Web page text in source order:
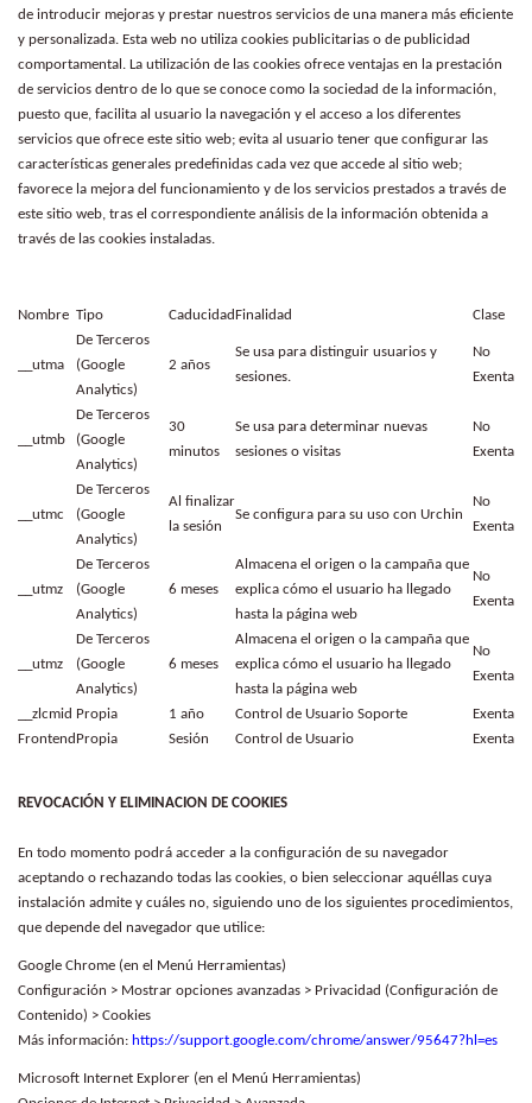
de introducir mejoras y prestar nuestros servicios de una manera más eficiente
y personalizada. Esta web no utiliza cookies publicitarias o de publicidad
comportamental. La utilización de las cookies ofrece ventajas en la prestación
de servicios dentro de lo que se conoce como la sociedad de la información,
puesto que, facilita al usuario la navegación y el acceso a los diferentes
servicios que ofrece este sitio web; evita al usuario tener que configurar las
características generales predefinidas cada vez que accede al sitio web;
favorece la mejora del funcionamiento y de los servicios prestados a través de
este sitio web, tras el correspondiente análisis de la información obtenida a
través de las cookies instaladas.
Nombre Tipo Caducidad Finalidad Clase
__utma
De Terceros
(Google
Analytics)
2 años
Se usa para distinguir usuarios y
sesiones.
No
Exenta
__utmb
De Terceros
(Google
Analytics)
30
minutos
Se usa para determinar nuevas
sesiones o visitas
No
Exenta
__utmc
De Terceros
(Google
Analytics)
Al finalizar
la sesión
Se configura para su uso con Urchin
No
Exenta
__utmz
De Terceros
(Google
Analytics)
6 meses
Almacena el origen o la campaña que
explica cómo el usuario ha llegado
hasta la página web
No
Exenta
__utmz
De Terceros
(Google
Analytics)
6 meses
Almacena el origen o la campaña que
explica cómo el usuario ha llegado
hasta la página web
No
Exenta
__zlcmid Propia 1 año Control de Usuario Soporte
Exenta
Frontend Propia Sesión Control de Usuario Exenta
REVOCACIÓN Y ELIMINACION DE COOKIES
En todo momento podrá acceder a la configuración de su navegador
aceptando o rechazando todas las cookies, o bien seleccionar aquéllas cuya
instalación admite y cuáles no, siguiendo uno de los siguientes procedimientos,
que depende del navegador que utilice:
Google Chrome (en el Menú Herramientas)
Configuración > Mostrar opciones avanzadas > Privacidad (Configuración de
Contenido) > Cookies
Más información: https://support.google.com/chrome/answer/95647?hl=es
Microsoft Internet Explorer (en el Menú Herramientas)